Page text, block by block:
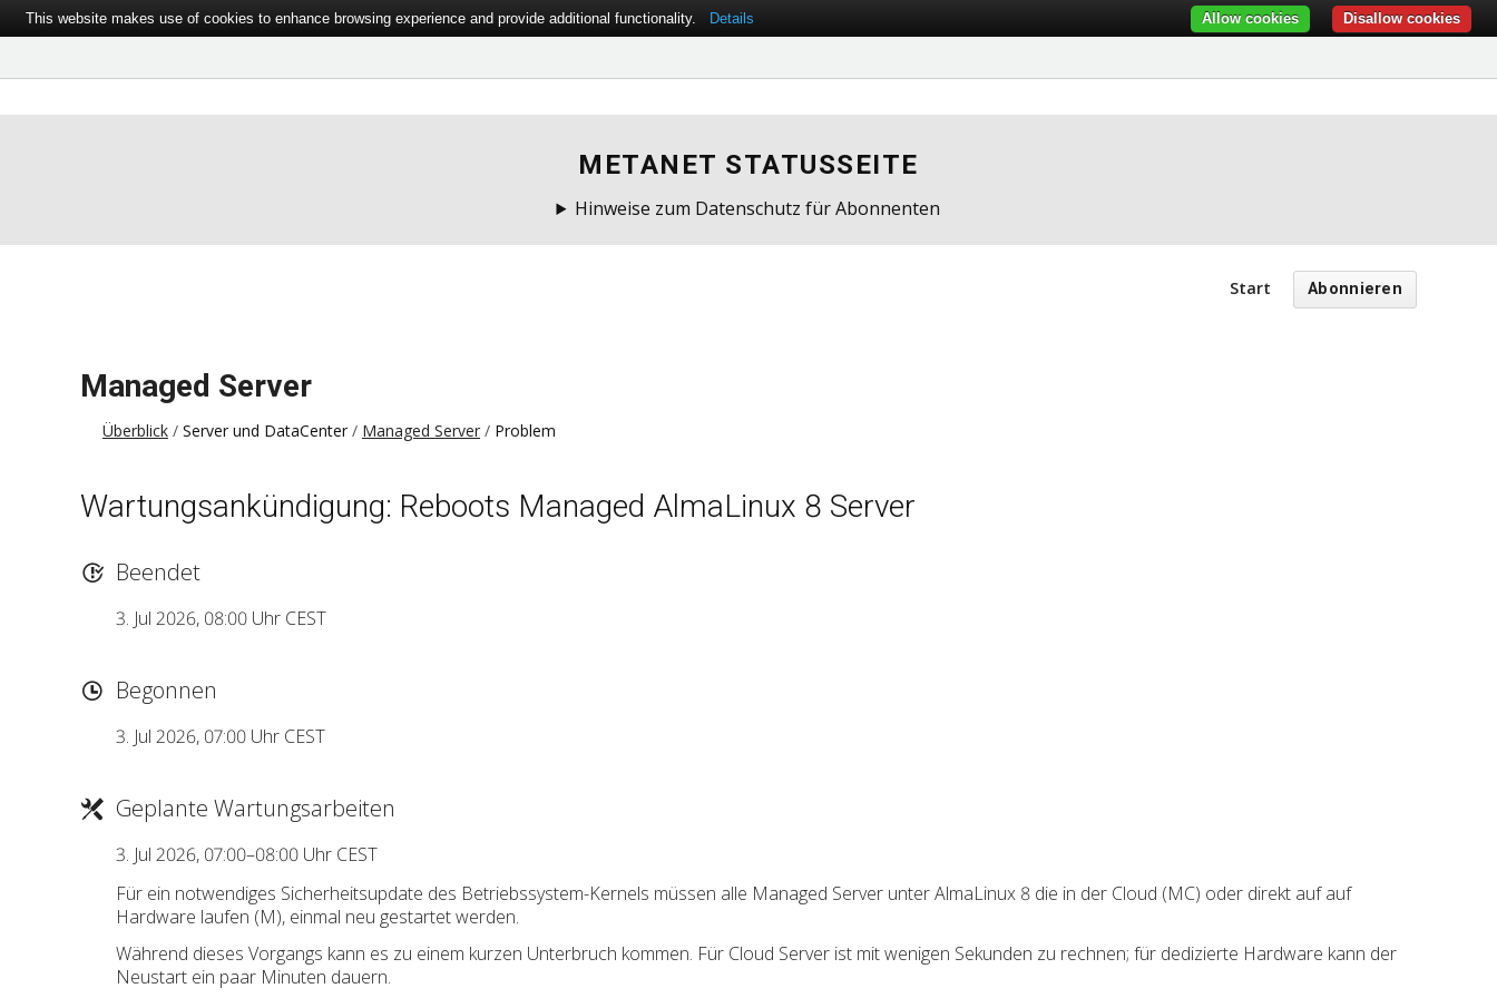
METANET STATUSSEITE
Hinweise zum Datenschutz für Abonnenten
Start Abonnieren
Managed Server
Überblick Server und DataCenter Managed Server Problem
Wartungsankündigung: Reboots Managed AlmaLinux 8 Server
Beendet
3. Jul 2026, 08:00 Uhr CEST
Begonnen
3. Jul 2026, 07:00 Uhr CEST
Geplante Wartungsarbeiten
3. Jul 2026, 07:00–08:00 Uhr CEST
Für ein notwendiges Sicherheitsupdate des Betriebssystem-Kernels müssen alle Managed Server unter AlmaLinux 8 die in der Cloud (MC) oder direkt auf auf
Hardware laufen (M), einmal neu gestartet werden.
Während dieses Vorgangs kann es zu einem kurzen Unterbruch kommen. Für Cloud Server ist mit wenigen Sekunden zu rechnen; für dedizierte Hardware kann der
Neustart ein paar Minuten dauern.
This website makes use of cookies to enhance browsing experience and provide additional functionality. Details Disallow cookies
Allow cookies